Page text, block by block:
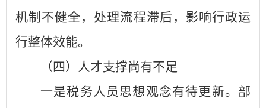
机制不健全，处理流程滞后，影响行政运
行整体效能。
（四）人才支撑尚有不足
一是税务人员思想观念有待更新。部